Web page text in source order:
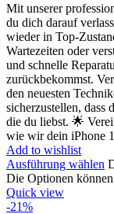
Mit unserer
du dich darauf
wieder in Top-
Wartezeiten oder
und schnelle
zurückbekommst.
den neuesten
sicherzustellen, dass
die du liebst. 🌟
wie wir dein iPhone
Add to wishlist
Ausführung wählen
Die Optionen
Quick view
-21%